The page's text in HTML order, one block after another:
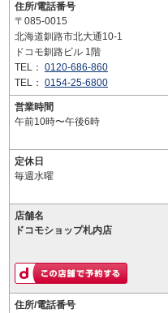
住所/電話番号
〒085-0015
北海道釧路市北大通10-1
ドコモ釧路ビル 1階
TEL： 0120-686-860
TEL： 0154-25-6800
営業時間
午前10時〜午後6時
定休日
毎週水曜
店舗名
ドコモショップ札内店
住所/電話番号